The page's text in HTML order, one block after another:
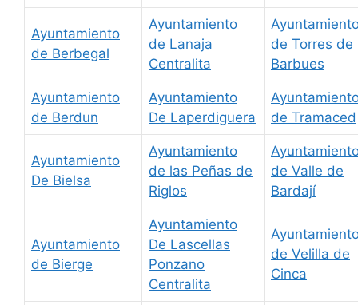
Ayuntamiento
de Berbegal
Ayuntamiento
de Lanaja
Centralita
de Torres de
Barbues
Ayuntamiento
de Berdun
Ayuntamiento
De Laperdiguera
de Tramaced
Ayuntamiento
De Bielsa
Ayuntamiento
de las Peñas de
Riglos
de Valle de
Bardají
Ayuntamiento
de Bierge
Ayuntamiento
De Lascellas
Ponzano
Centralita
de Velilla de
Cinca